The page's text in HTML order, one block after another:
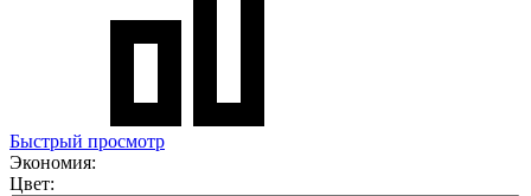
Быстрый просмотр
Экономия:
Цвет: